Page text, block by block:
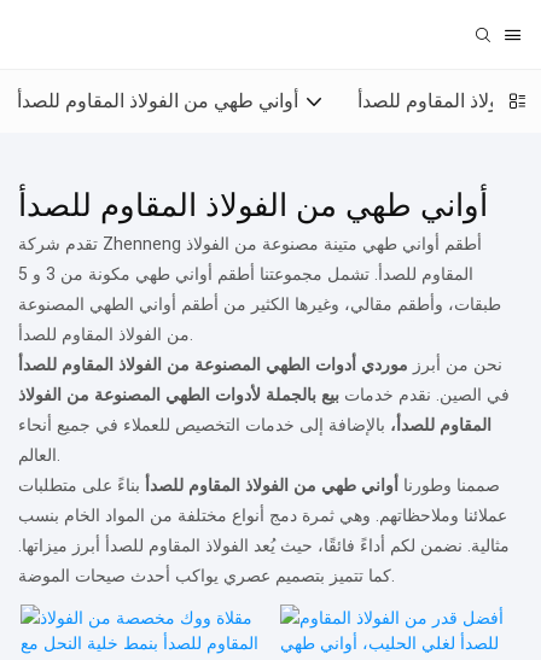
أواني طهي من الفولاذ المقاوم للصدأ الفولاذ المقاوم للصدأ
أواني طهي من الفولاذ المقاوم للصدأ
تقدم شركة Zhenneng أطقم أواني طهي متينة مصنوعة من الفولاذ
المقاوم للصدأ. تشمل مجموعتنا أطقم أواني طهي مكونة من 3 و 5
طبقات، وأطقم مقالي، وغيرها الكثير من أطقم أواني الطهي المصنوعة
من الفولاذ المقاوم للصدأ.
نحن من أبرز موردي أدوات الطهي المصنوعة من الفولاذ المقاوم للصدأ
في الصين. نقدم خدمات بيع بالجملة لأدوات الطهي المصنوعة من الفولاذ
المقاوم للصدأ، بالإضافة إلى خدمات التخصيص للعملاء في جميع أنحاء
العالم.
صممنا وطورنا أواني طهي من الفولاذ المقاوم للصدأ بناءً على متطلبات
عملائنا وملاحظاتهم. وهي ثمرة دمج أنواع مختلفة من المواد الخام بنسب
مثالية. نضمن لكم أداءً فائقًا، حيث يُعد الفولاذ المقاوم للصدأ أبرز ميزاتها.
كما تتميز بتصميم عصري يواكب أحدث صيحات الموضة.